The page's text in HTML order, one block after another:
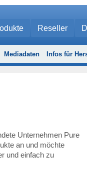
Reseller
Mediadaten Infos für
Unternehmen Pure
an und möchte
und einfach zu